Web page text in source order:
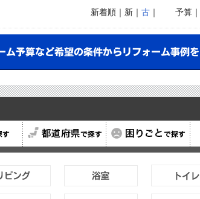
予算｜
新着順｜新｜ 古｜